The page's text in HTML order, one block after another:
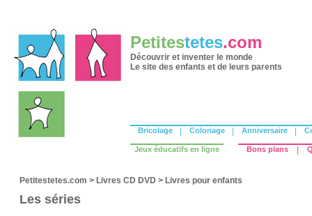
Petitestetes.com
Découvrir et inventer le monde
Le site des enfants et de leurs parents
Bricolage Coloriage Anniversaire
Jeux éducatifs en ligne Bons plans
Petitestetes.com > Livres CD DVD > Livres pour enfants
Les séries